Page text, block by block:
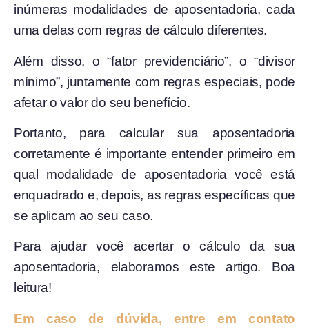
inúmeras modalidades de aposentadoria, cada
uma delas com regras de cálculo diferentes.
Além disso, o “fator previdenciário”, o “divisor
mínimo”, juntamente com regras especiais, pode
afetar o valor do seu benefício.
Portanto, para calcular sua aposentadoria
corretamente é importante entender primeiro em
qual modalidade de aposentadoria você está
enquadrado e, depois, as regras específicas que
se aplicam ao seu caso.
Para ajudar você acertar o cálculo da sua
aposentadoria, elaboramos este artigo. Boa
leitura!
Em caso de dúvida, entre em contato